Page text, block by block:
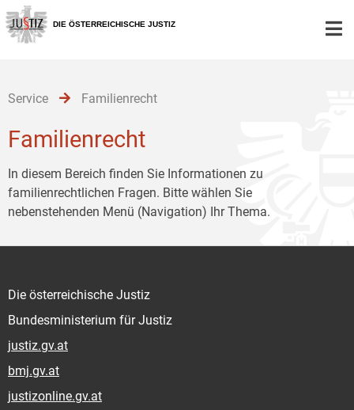
Zur
Hauptnavigation
[1]
Zum
Inhalt
[2]
Zum
Untermenü
[3]
DIE ÖSTERREICHISCHE JUSTIZ
Service Familienrecht
Familienrecht
In diesem Bereich finden Sie Informationen zu
familienrechtlichen Fragen. Bitte wählen Sie
nebenstehenden Menü (Navigation) Ihr Thema.
Die österreichische Justiz
Bundesministerium für Justiz
justiz.gv.at
bmj.gv.at
justizonline.gv.at